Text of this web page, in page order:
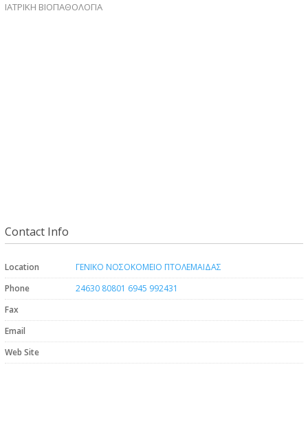
ΙΑΤΡΙΚΗ ΒΙΟΠΑΘΟΛΟΓΙΑ
Contact Info
Location
ΓΕΝΙΚΟ ΝΟΣΟΚΟΜΕΙΟ ΠΤΟΛΕΜΑΙΔΑΣ
Phone
24630 80801 6945 992431
Fax
Email
Web Site